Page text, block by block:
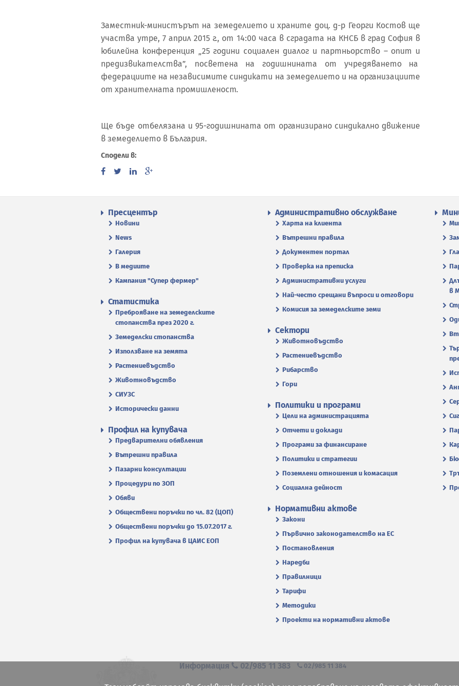
Заместник-министърът на земеделието и храните доц. д-р Георги Костов ще
участва утре, 7 април 2015 г., от 14:00 часа в сградата на КНСБ в град София в
юбилейна конференция „25 години социален диалог и партньорство – опит и
предизвикателства”, посветена на годишнината от учредяването на
федерациите на независимите синдикати на земеделието и на организациите
от хранителната промишленост.
Ще бъде отбелязана и 95-годишнината от организирано синдикално движение
в земеделието в България.
Сподели в:
Пресцентър
Новини
News
Галерия
В медиите
Кампания "Супер фермер"
Административно обслужване
Харта на клиента
Вътрешни правила
Документен портал
Проверка на преписка
Административни услуги
Най-често срещани въпроси и отговори
Комисия за земеделските земи
в
Статистика
Преброяване на земеделските
стопанства през 2020 г.
Земеделски стопанства
Използване на земята
Растениевъдство
Животновъдство
СИУЗС
Исторически данни
Сектори
Животновъдство
Растениевъдство
Рибарство
Гори
Политики и програми
Цели на администрацията
Отчети и доклади
Програми за финансиране
Политики и стратегии
Поземлени отношения и комасация
Социална дейност
Профил на купувача
Предварителни обявления
Вътрешни правила
Пазарни консултации
Процедури по ЗОП
Обяви
Обществени поръчки по чл. 82 (ЦОП)
Обществени поръчки до 15.07.2017 г.
Профил на купувача в ЦАИС ЕОП
Нормативни актове
Закони
Първично законодателство на ЕС
Постановления
Наредби
Правилници
Тарифи
Методики
Проекти на нормативни актове
Информация 02/985 11 383 02/985 11 384